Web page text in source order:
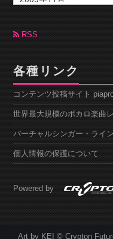
カ
ブ RSS
各種リンク
コンテンツ投稿サイト
世界最大規模のボカロ楽曲
バーチャルシンガー・ライ
個人情報の保護について
Powered by
Art by KEI © Crypton